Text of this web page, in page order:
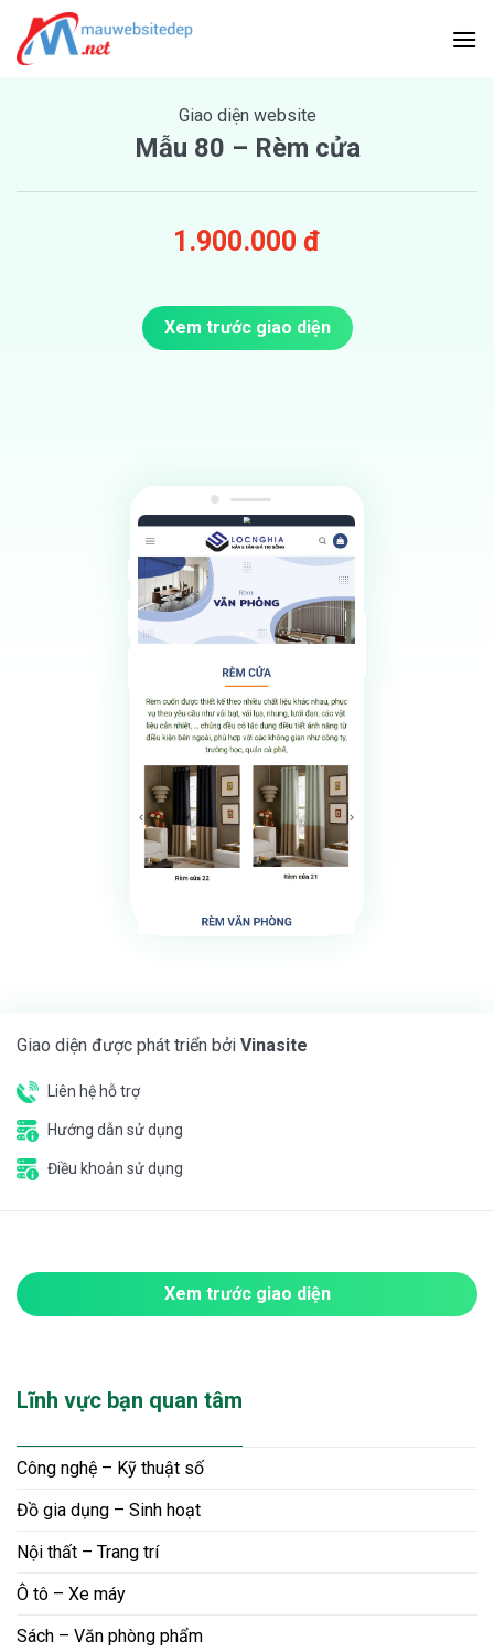
Skip
content
Giao diện website
Mẫu 80 – Rèm cửa
1.900.000 đ
Xem trước giao diện
Giao diện được phát triển bởi Vinasite
Liên hệ hỗ trợ
Hướng dẫn sử dụng
Điều khoản sử dụng
Xem trước giao diện
Lĩnh vực bạn quan tâm
Công nghệ – Kỹ thuật số
Đồ gia dụng – Sinh hoạt
Nội thất – Trang trí
Ô tô – Xe máy
Sách – Văn phòng phẩm